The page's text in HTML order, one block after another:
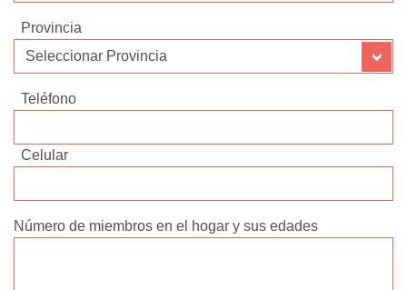
Provincia
Teléfono
Celular
Número de miembros en el hogar y sus edades